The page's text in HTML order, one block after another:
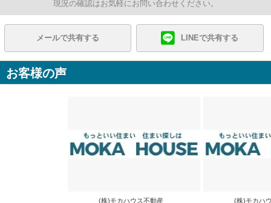
現況の確認はお気軽にお問い合わせください。
メールで共有する LINEで共有する
お客様の声
(株)モカハウス不動産 (株)モカハ